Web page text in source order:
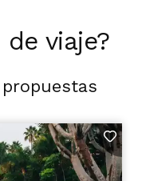
viaje?